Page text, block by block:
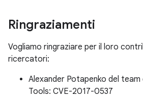
Ringraziamenti
Vogliamo ringraziare per il loro
ricercatori:
Alexander Potapenko del
Tools: CVE-2017-0537